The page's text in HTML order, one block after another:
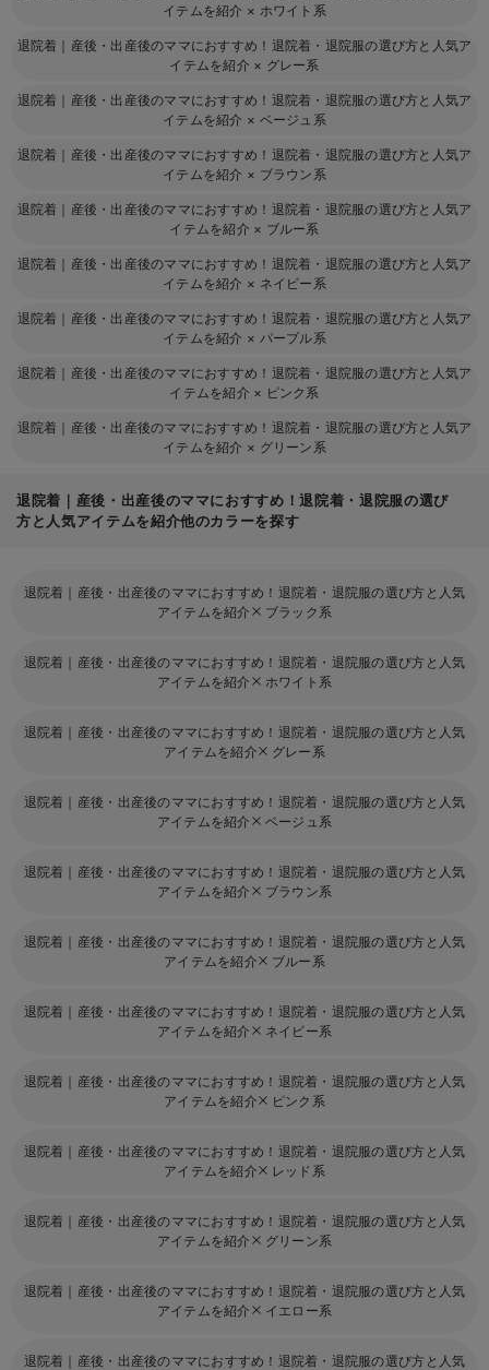
イテムを紹介 × ホワイト系
退院着｜産後・出産後のママにおすすめ！退院着・退院服の選び方と人気ア
イテムを紹介 × グレー系
退院着｜産後・出産後のママにおすすめ！退院着・退院服の選び方と人気ア
イテムを紹介 × ベージュ系
退院着｜産後・出産後のママにおすすめ！退院着・退院服の選び方と人気ア
イテムを紹介 × ブラウン系
退院着｜産後・出産後のママにおすすめ！退院着・退院服の選び方と人気ア
イテムを紹介 × ブルー系
退院着｜産後・出産後のママにおすすめ！退院着・退院服の選び方と人気ア
イテムを紹介 × ネイビー系
退院着｜産後・出産後のママにおすすめ！退院着・退院服の選び方と人気ア
イテムを紹介 × パープル系
退院着｜産後・出産後のママにおすすめ！退院着・退院服の選び方と人気ア
イテムを紹介 × ピンク系
退院着｜産後・出産後のママにおすすめ！退院着・退院服の選び方と人気ア
イテムを紹介 × グリーン系
退院着｜産後・出産後のママにおすすめ！退院着・退院服の選び
方と人気アイテムを紹介他のカラーを探す
退院着｜産後・出産後のママにおすすめ！退院着・退院服の選び方と人気
アイテムを紹介
ブラック系
退院着｜産後・出産後のママにおすすめ！退院着・退院服の選び方と人気
アイテムを紹介
ホワイト系
退院着｜産後・出産後のママにおすすめ！退院着・退院服の選び方と人気
アイテムを紹介
グレー系
退院着｜産後・出産後のママにおすすめ！退院着・退院服の選び方と人気
アイテムを紹介
ベージュ系
退院着｜産後・出産後のママにおすすめ！退院着・退院服の選び方と人気
アイテムを紹介
ブラウン系
退院着｜産後・出産後のママにおすすめ！退院着・退院服の選び方と人気
アイテムを紹介
ブルー系
退院着｜産後・出産後のママにおすすめ！退院着・退院服の選び方と人気
アイテムを紹介
ネイビー系
退院着｜産後・出産後のママにおすすめ！退院着・退院服の選び方と人気
アイテムを紹介
ピンク系
退院着｜産後・出産後のママにおすすめ！退院着・退院服の選び方と人気
アイテムを紹介
レッド系
退院着｜産後・出産後のママにおすすめ！退院着・退院服の選び方と人気
アイテムを紹介
グリーン系
退院着｜産後・出産後のママにおすすめ！退院着・退院服の選び方と人気
アイテムを紹介
イエロー系
退院着｜産後・出産後のママにおすすめ！退院着・退院服の選び方と人気